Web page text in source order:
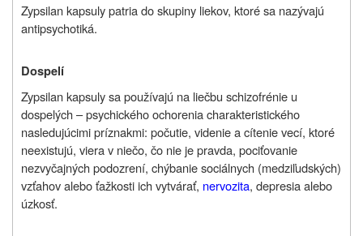
Zypsilan kapsuly patria do skupiny liekov, ktoré sa nazývajú
antipsychotiká.
Dospelí
Zypsilan kapsulysa používajú na liečbu schizofrénie u
dospelých – psychického ochorenia charakteristického
nasledujúcimi príznakmi: počutie, videnie a cítenie vecí, ktoré
neexistujú, viera v niečo, čo nie je pravda, pociťovanie
nezvyčajných podozrení, chýbanie sociálnych (medziľudských)
vzťahov alebo ťažkosti ich vytvárať, nervozita, depresia alebo
úzkosť.